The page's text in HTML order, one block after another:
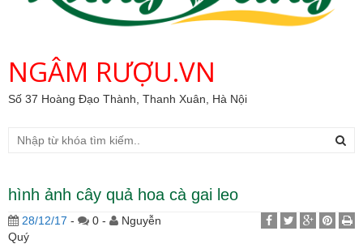
NGÂM RƯỢU.VN
Số 37 Hoàng Đạo Thành, Thanh Xuân, Hà Nội
hình ảnh cây quả hoa cà gai leo
28/12/17 - 0 -
Nguyễn
Quý